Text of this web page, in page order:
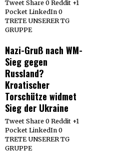
Tweet Share 0 Reddit +1
Pocket LinkedIn 0
TRETE UNSERER TG
GRUPPE
Nazi-Gruß nach WM-
Sieg gegen
Russland?
Kroatischer
Torschütze widmet
Sieg der Ukraine
Tweet Share 0 Reddit +1
Pocket LinkedIn 0
TRETE UNSERER TG
GRUPPE